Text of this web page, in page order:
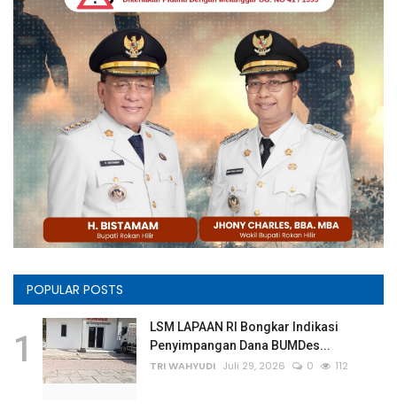
POPULAR POSTS
1
LSM LAPAAN RI Bongkar Indikasi
Penyimpangan Dana BUMDes...
TRI WAHYUDI Juli 29, 2026 0 112